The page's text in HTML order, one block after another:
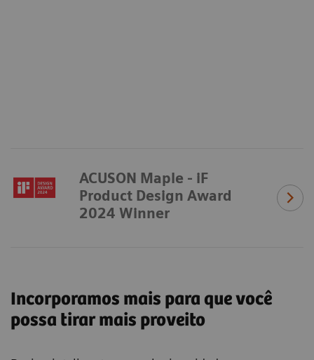
ACUSON Maple - iF
Product Design Award
2024 Winner
Incorporamos mais para que você
possa tirar mais proveito